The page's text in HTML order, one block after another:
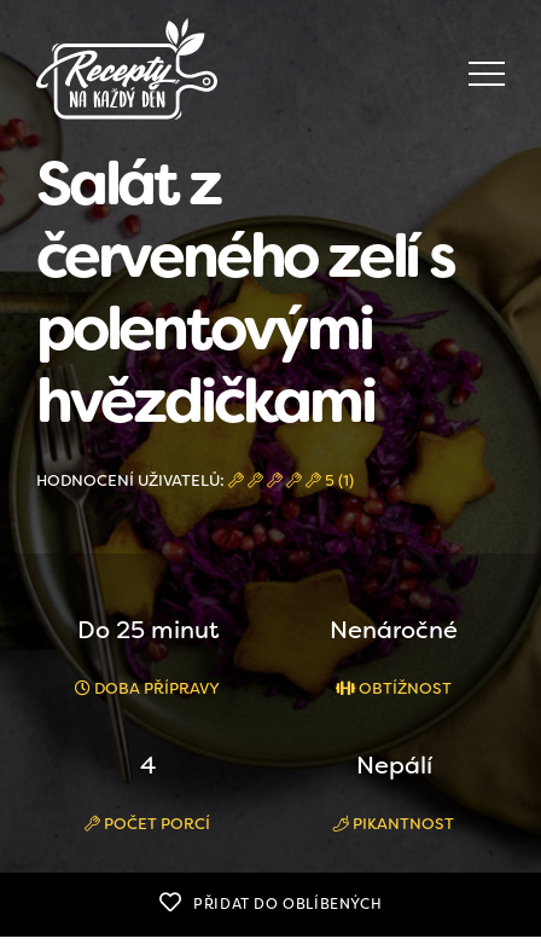
Salát z
červeného zelí s
polentovými
hvězdičkami
HODNOCENÍ UŽIVATELŮ: 5 (1)
Do 25 minut
DOBA PŘÍPRAVY
Nenáročné
OBTÍŽNOST
4
POČET PORCÍ
Nepálí
PIKANTNOST
PŘIDAT DO OBLÍBENÝCH